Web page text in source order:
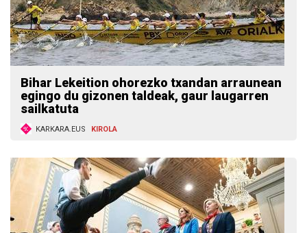
Bihar Lekeition ohorezko txandan arraunean
egingo du gizonen taldeak, gaur laugarren
sailkatuta
KARKARA.EUS KIROLA